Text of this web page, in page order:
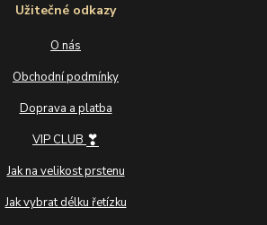
Užitečné odkazy
O nás
Obchodní podmínky
Doprava a platba
VIP CLUB ❣
Jak na velikost prstenu
Jak vybrat délku řetízku